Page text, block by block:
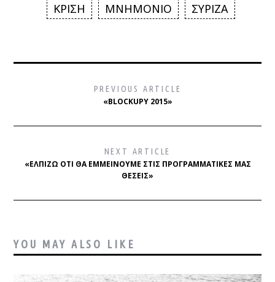
ΚΡΙΣΗ ΜΝΗΜΟΝΙΟ ΣΥΡΙΖΑ
PREVIOUS ARTICLE
«BLOCKUPY 2015»
NEXT ARTICLE
«ΕΛΠΊΖΩ ΌΤΙ ΘΑ ΕΜΜΕΊΝΟΥΜΕ ΣΤΙΣ ΠΡΟΓΡΑΜΜΑΤΙΚΈΣ ΜΑΣ
ΘΈΣΕΙΣ»
YOU MAY ALSO LIKE